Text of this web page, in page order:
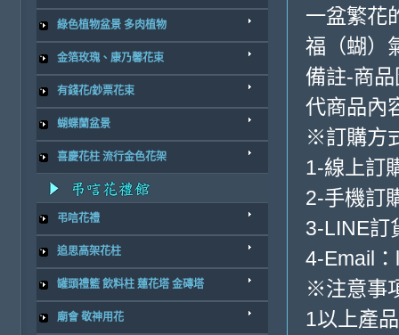
綠色植物盆景 多肉植物
金箔玫瑰、康乃馨花束
有錢花/鈔票花束
蝴蝶蘭盆景
喜慶花柱 流行金色花架
弔唁花禮
追思高架花柱
罐頭禮籃 飲料柱 蓮花塔 金磚塔
廟會 敬神用花
一盆繁花
福（蝴）
備註-商
代商品內
※訂購方
1-線上訂
2-手機訂
3-LINE訂
4-Email
※注意事
1以上產